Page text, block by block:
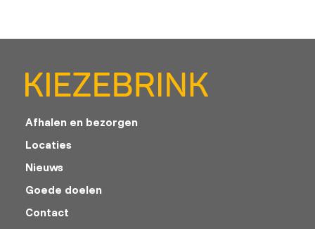
Afhalen en bezorgen
Locaties
Nieuws
Goede doelen
Contact